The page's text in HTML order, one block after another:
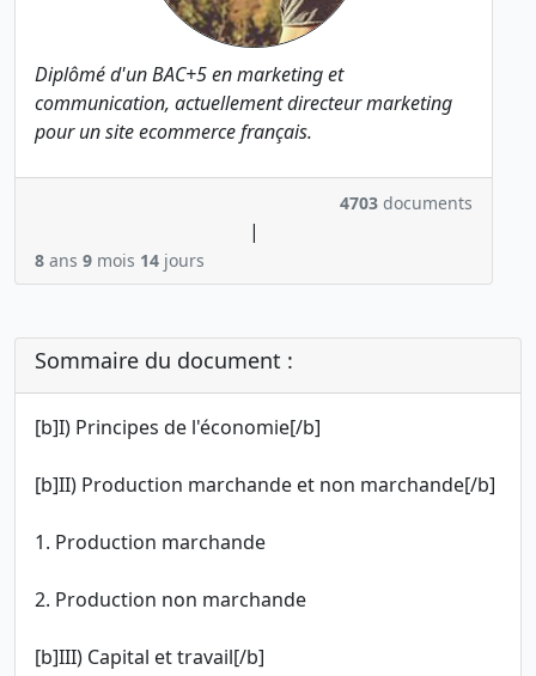
Diplômé d'un BAC+5 en marketing et
communication, actuellement directeur marketing
pour un site ecommerce français.
4703 documents
|
8 ans 9 mois 14 jours
Sommaire du document :
[b]I) Principes de l'économie[/b]
[b]II) Production marchande et non marchande[/b]
1. Production marchande
2. Production non marchande
[b]III) Capital et travail[/b]